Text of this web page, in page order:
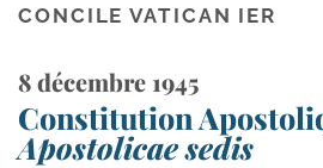
CONCILE VATICAN IER
8 décembre 1945
Constitution
Apostolicae sedis